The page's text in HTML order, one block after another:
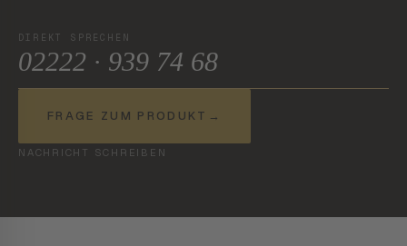
DIREKT SPRECHEN
02222 · 939 74 68
FRAGE ZUM PRODUKT →
NACHRICHT SCHREIBEN